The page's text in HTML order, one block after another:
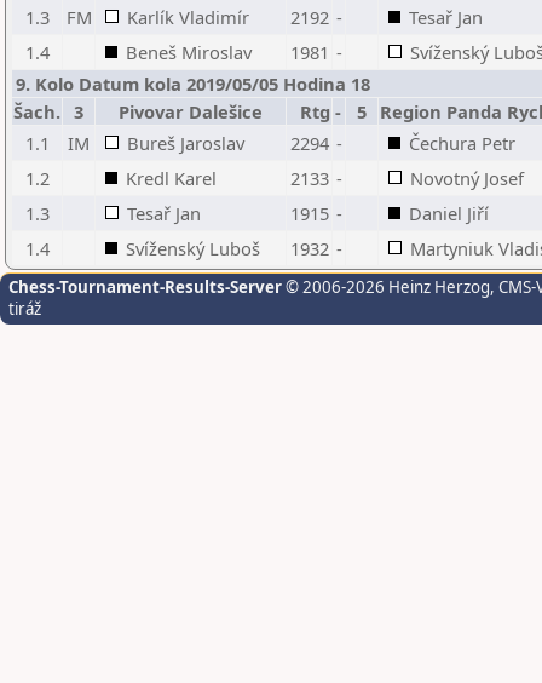
1.3
FM Karlík Vladimír 2192 -
Tesař Jan
1.4
Beneš Miroslav 1981 -
Svíženský
9. Kolo Datum kola 2019/05/05 Hodina 18
Šach. 3 Pivovar Dalešice Rtg - 5 Region Panda
1.1
IM Bureš Jaroslav 2294 -
Čechura Petr
1.2
Kredl Karel 2133 -
Novotný Josef
1.3
Tesař Jan 1915 -
Daniel Jiří
1.4
Svíženský Luboš 1932 - Martyniuk
Chess-Tournament-Results-Server© 2006-2026 Heinz Herzog,
tiráž